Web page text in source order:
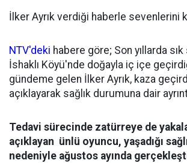
İlker Ayrık verdiği haberle sevenlerini
NTV'deki habere göre; Son yıllarda
İshaklı Köyü'nde doğayla iç içe
gündeme gelen İlker Ayrık, kaza
açıklayarak sağlık durumuna dair
Tedavi sürecinde zatürreye de
açıklayan ünlü oyuncu, yaşadığı
nedeniyle ağustos ayında